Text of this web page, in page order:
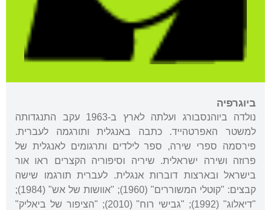
ביוגרפיה
נולדה ביוהנסבורג ועלתה לארץ ב-1963 עקב התנגדותה
למשטר האפרטהייד. כתבה באנגלית ותורגמה לעברית.
פירסמה ספרי שירה, ספר לילדים ותרגומים לאנגלית של
פרוזה ושירה ישראלית. שיריה וסיפוריה הקצרים ראו אור
בישראל ובארצות דוברות אנגלית. לעברית תורגמו שישה
קבצים: "קוטלי המשוררים" (1960); "אוושות של אש" (1984);
"דיאלוג" (1992); "גבישי רוח" (2010); "הציפור של ביאליק"